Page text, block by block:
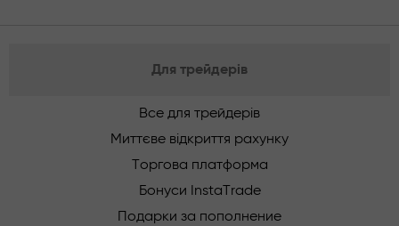
Для трейдерів
Все для трейдерів
Миттєве відкриття рахунку
Торгова платформа
Бонуси InstaTrade
Подарки за пополнение